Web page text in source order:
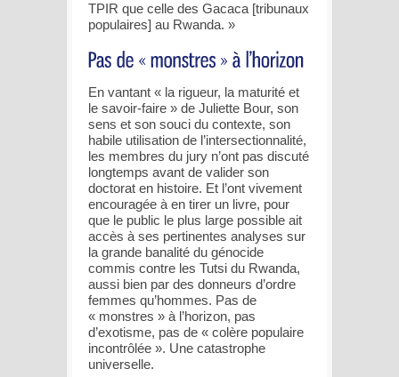
TPIR que celle des Gacaca [tribunaux
populaires] au Rwanda. »
En vantant « la rigueur, la maturité et
le savoir-faire » de Juliette Bour, son
sens et son souci du contexte, son
habile utilisation de l’intersectionnalité,
les membres du jury n’ont pas discuté
longtemps avant de valider son
doctorat en histoire. Et l’ont vivement
encouragée à en tirer un livre, pour
que le public le plus large possible ait
accès à ses pertinentes analyses sur
la grande banalité du génocide
commis contre les Tutsi du Rwanda,
aussi bien par des donneurs d’ordre
femmes qu’hommes. Pas de
« monstres » à l’horizon, pas
d’exotisme, pas de « colère populaire
incontrôlée ». Une catastrophe
universelle.